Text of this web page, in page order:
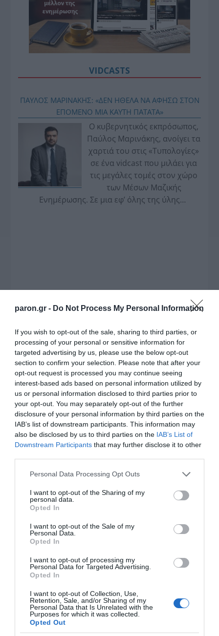
paron.gr - Do Not Process My Personal Information
If you wish to opt-out of the sale, sharing to third parties, or
processing of your personal or sensitive information for
targeted advertising by us, please use the below opt-out
section to confirm your selection. Please note that after your
opt-out request is processed you may continue seeing
interest-based ads based on personal information utilized by
us or personal information disclosed to third parties prior to
your opt-out. You may separately opt-out of the further
disclosure of your personal information by third parties on the
IAB’s list of downstream participants. This information may
also be disclosed by us to third parties on the IAB’s List of
Downstream Participants that may further disclose it to other
Please note that this website/app uses one or more Google
not limited to your visit or usage behaviour. You may click to
grant or deny consent to Google and its third-party tags to
use your data for below specified purposes in below Google
consent section.
Personal Data Processing Opt Outs
I want to opt-out of the Sharing of my
personal data.
Opted In
I want to opt-out of the Sale of my
Personal Data.
Opted In
I want to opt-out of processing my
Personal Data for Targeted Advertising.
Opted In
I want to opt-out of Collection, Use,
Retention, Sale, and/or Sharing of my
Personal Data that Is Unrelated with the
Purposes for which it was collected.
Opted Out
VIDCASTS
ΠΑΥΛΟΣ ΜΑΡΙΝΑΚΗΣ: «ΔΕΝ ΗΘΕΛΑ ΝΑ ΑΦΗΣΩ ΣΤΟΝ
ΕΠΟΜΕΝΟ ΜΙΑ ΚΑΥΤΗ ΠΑΤΑΤΑ»
Ο κυβερνητικός εκπρόσωπος,
Παύλος Μαρινάκης, ανοίγει τα
χαρτιά του στις «Τυπολογίες»
σε ένα vidcast που μιλάει για
τις μεγάλες τομές στον χώρο
των Μέσων Μαζικής
Ενημέρωσης. Σε μια εφ’ όλης της ύλης
Η ΣΤΗΛΗ ΜΑΣ
της Ζωής μας
Οι άνθρωποι, οι αυθεντικές ιστορίες,
το ελληνικό καλοκαίρι και ένας
πολιτισμός που μας ενώνει κάθε μέρα.